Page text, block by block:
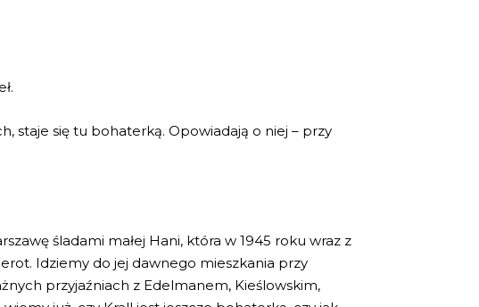
staje się tu bohaterką. Opowiadają o niej – przy
śladami małej Hani, która w 1945 roku wraz z
Idziemy do jej dawnego mieszkania przy
przyjaźniach z Edelmanem, Kieślowskim,